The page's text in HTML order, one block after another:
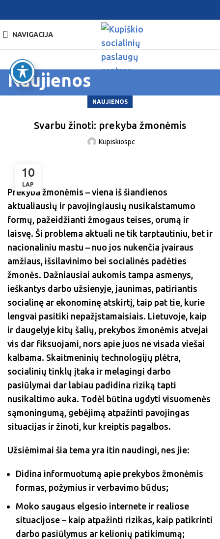
NAVIGACIJA
Naujienos
NAUJIENOS
Svarbu žinoti: prekyba žmonėmis
Kupiskiospc
10
LAP
Prekyba žmonėmis – viena iš šiandienos
aktualiausių ir pavojingiausių nusikalstamumo
formų, pažeidžianti žmogaus teises, orumą ir
laisvę. Ši problema aktuali ne tik tarptautiniu, bet ir
nacionaliniu mastu – nuo jos nukenčia įvairaus
amžiaus, išsilavinimo bei socialinės padėties
žmonės. Dažniausiai aukomis tampa asmenys,
ieškantys darbo užsienyje, jaunimas, patiriantis
socialinę ar ekonominę atskirtį, taip pat tie, kurie
lengvai pasitiki nepažįstamaisiais. Lietuvoje, kaip
ir daugelyje kitų šalių, prekybos žmonėmis atvejai
vis dar fiksuojami, nors apie juos ne visada viešai
kalbama. Skaitmeninių technologijų plėtra,
socialinių tinklų įtaka ir melagingi darbo
pasiūlymai dar labiau padidina riziką tapti
nusikaltimo auka. Todėl būtina ugdyti visuomenės
sąmoningumą, gebėjimą atpažinti pavojingas
situacijas ir žinoti, kur kreiptis pagalbos.
Užsiėmimai šia tema yra itin naudingi, nes jie:
Didina informuotumą apie prekybos žmonėmis
formas, požymius ir verbavimo būdus;
Moko saugaus elgesio internete ir realiose
situacijose – kaip atpažinti rizikas, kaip patikrinti
darbo pasiūlymus ar kelionių patikimumą;